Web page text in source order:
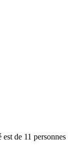
de 11 personnes